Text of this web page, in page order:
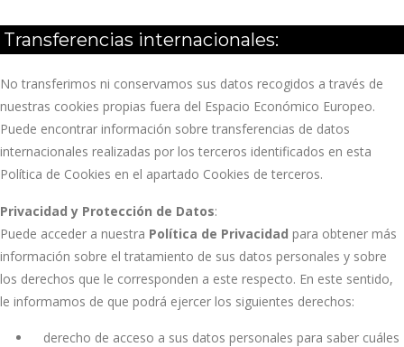
Transferencias internacionales:
No transferimos ni conservamos sus datos recogidos a través de
nuestras cookies propias fuera del Espacio Económico Europeo.
Puede encontrar información sobre transferencias de datos
internacionales realizadas por los terceros identificados en esta
Política de Cookies en el apartado Cookies de terceros.
Privacidad y Protección de Datos:
Puede acceder a nuestra Política de Privacidad para obtener más
información sobre el tratamiento de sus datos personales y sobre
los derechos que le corresponden a este respecto. En este sentido,
le informamos de que podrá ejercer los siguientes derechos:
derecho de acceso a sus datos personales para saber cuáles